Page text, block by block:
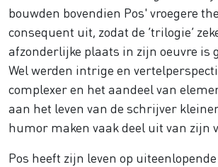
bouwden bovendien Pos' vroegere
consequent uit, zodat de ‘trilogie’
afzonderlijke plaats in zijn oeuvre is
Wel werden intrige en
complexer en het aandeel van
aan het leven van de schrijver
humor maken vaak deel uit van zijn
Pos heeft zijn leven op